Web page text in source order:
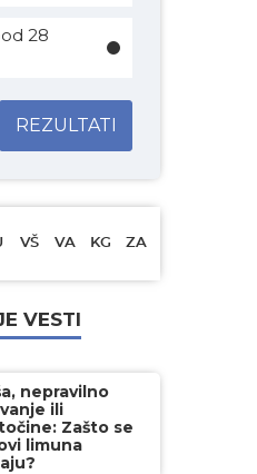
28
REZULTATI
VŠ VA KG ZA
VESTI
nepravilno
ili
Zašto se
limuna